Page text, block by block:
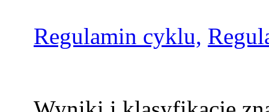
Regulamin cyklu,